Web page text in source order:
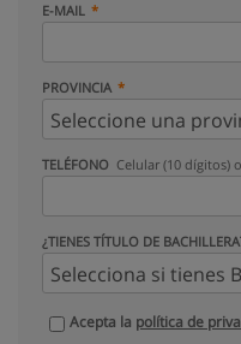
E-MAIL
PROVINCIA
TELÉFONO Celular (10 dígitos)
¿TIENES TÍTULO DE
Acepta la política de